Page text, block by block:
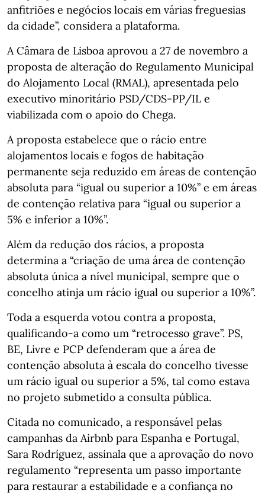
anfitriões e negócios locais em várias freguesias
da cidade”, considera a plataforma.
A Câmara de Lisboa aprovou a 27 de novembro a
proposta de alteração do Regulamento Municipal
do Alojamento Local (RMAL), apresentada pelo
executivo minoritário PSD/CDS-PP/IL e
viabilizada com o apoio do Chega.
A proposta estabelece que o rácio entre
alojamentos locais e fogos de habitação
permanente seja reduzido em áreas de contenção
absoluta para “igual ou superior a 10%” e em áreas
de contenção relativa para “igual ou superior a
5% e inferior a 10%”.
Além da redução dos rácios, a proposta
determina a “criação de uma área de contenção
absoluta única a nível municipal, sempre que o
concelho atinja um rácio igual ou superior a 10%”.
Toda a esquerda votou contra a proposta,
qualificando-a como um “retrocesso grave”. PS,
BE, Livre e PCP defenderam que a área de
contenção absoluta à escala do concelho tivesse
um rácio igual ou superior a 5%, tal como estava
no projeto submetido a consulta pública.
Citada no comunicado, a responsável pelas
campanhas da Airbnb para Espanha e Portugal,
Sara Rodríguez, assinala que a aprovação do novo
regulamento “representa um passo importante
para restaurar a estabilidade e a confiança no